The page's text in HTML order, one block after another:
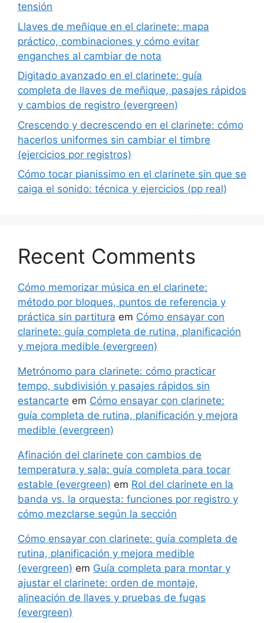
tensión
Llaves de meñique en el clarinete: mapa
práctico, combinaciones y cómo evitar
enganches al cambiar de nota
Digitado avanzado en el clarinete: guía
completa de llaves de meñique, pasajes rápidos
y cambios de registro (evergreen)
Crescendo y decrescendo en el clarinete: cómo
hacerlos uniformes sin cambiar el timbre
(ejercicios por registros)
Cómo tocar pianissimo en el clarinete sin que se
caiga el sonido: técnica y ejercicios (pp real)
Recent Comments
Cómo memorizar música en el clarinete:
método por bloques, puntos de referencia y
práctica sin partitura em Cómo ensayar con
clarinete: guía completa de rutina, planificación
y mejora medible (evergreen)
Metrónomo para clarinete: cómo practicar
tempo, subdivisión y pasajes rápidos sin
estancarte em Cómo ensayar con clarinete:
guía completa de rutina, planificación y mejora
medible (evergreen)
Afinación del clarinete con cambios de
temperatura y sala: guía completa para tocar
estable (evergreen) em Rol del clarinete en la
banda vs. la orquesta: funciones por registro y
cómo mezclarse según la sección
Cómo ensayar con clarinete: guía completa de
rutina, planificación y mejora medible
(evergreen) em Guía completa para montar y
ajustar el clarinete: orden de montaje,
alineación de llaves y pruebas de fugas
(evergreen)